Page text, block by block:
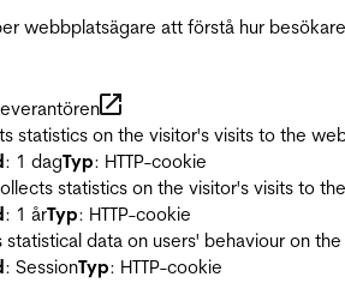
webbplatsägare att förstå hur
statistics on the visitor's visits to the
: 1 dagTyp: HTTP-cookie
statistics on the visitor's visits to
: 1 årTyp: HTTP-cookie
statistical data on users' behaviour on
: SessionTyp: HTTP-cookie